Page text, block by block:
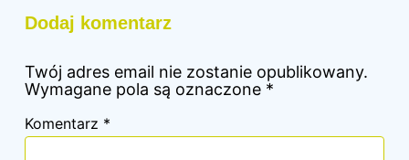
Dodaj komentarz
Twój adres email nie zostanie opublikowany.
Wymagane pola są oznaczone *
Komentarz *